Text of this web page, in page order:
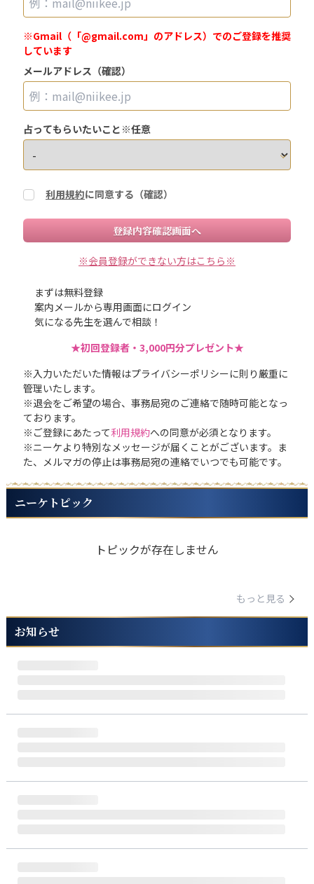
※Gmail（「@gmail.com」のアドレス）でのご登録を推奨
しています
メールアドレス（確認）
占ってもらいたいこと※任意
利用規約に同意する（確認）
登録内容確認画面へ
※会員登録ができない方はこちら※
まずは無料登録
案内メールから専用画面にログイン
気になる先生を選んで相談！
★初回登録者・3,000円分プレゼント★
※入力いただいた情報はプライバシーポリシーに則り厳重に
管理いたします。
※退会をご希望の場合、事務局宛のご連絡で随時可能となっ
ております。
※ご登録にあたって利用規約への同意が必須となります。
※ニーケより特別なメッセージが届くことがございます。ま
た、メルマガの停止は事務局宛の連絡でいつでも可能です。
ニーケトピック
トピックが存在しません
もっと見る
お知らせ